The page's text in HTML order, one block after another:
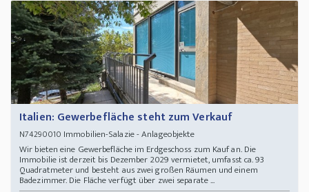
Italien: Gewerbefläche steht zum Verkauf
N74290010 Immobilien-Salazie - Anlageobjekte
Wir bieten eine Gewerbefläche im Erdgeschoss zum Kauf an. Die
Immobilie ist derzeit bis Dezember 2029 vermietet, umfasst ca. 93
Quadratmeter und besteht aus zwei großen Räumen und einem
Badezimmer. Die Fläche verfügt über zwei separate ...